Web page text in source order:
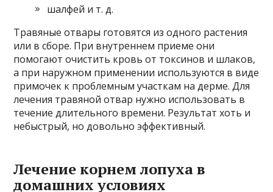
шалфей и т. д.
Травяные отвары готовятся из одного растения
или в сборе. При внутреннем приеме они
помогают очистить кровь от токсинов и шлаков,
а при наружном применении используются в виде
примочек к проблемным участкам на дерме. Для
лечения травяной отвар нужно использовать в
течение длительного времени. Результат хоть и
небыстрый, но довольно эффективный.
Лечение корнем лопуха в
домашних условиях